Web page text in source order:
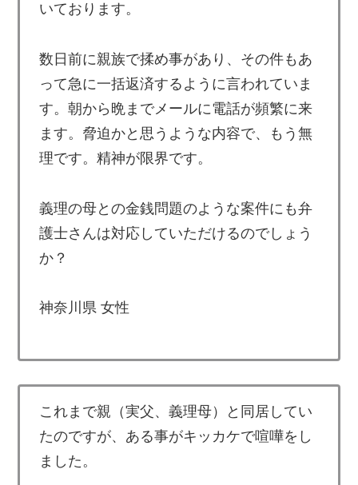
いております。
数日前に親族で揉め事があり、その件もあ
って急に一括返済するように言われていま
す。朝から晩までメールに電話が頻繁に来
ます。脅迫かと思うような内容で、もう無
理です。精神が限界です。
義理の母との金銭問題のような案件にも弁
護士さんは対応していただけるのでしょう
か？
神奈川県 女性
これまで親（実父、義理母）と同居してい
たのですが、ある事がキッカケで喧嘩をし
ました。